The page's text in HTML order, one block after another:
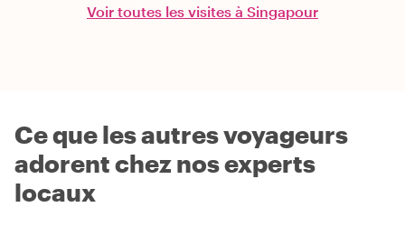
Voir toutes les visites à Singapour
Ce que les autres voyageurs
adorent chez nos experts
locaux